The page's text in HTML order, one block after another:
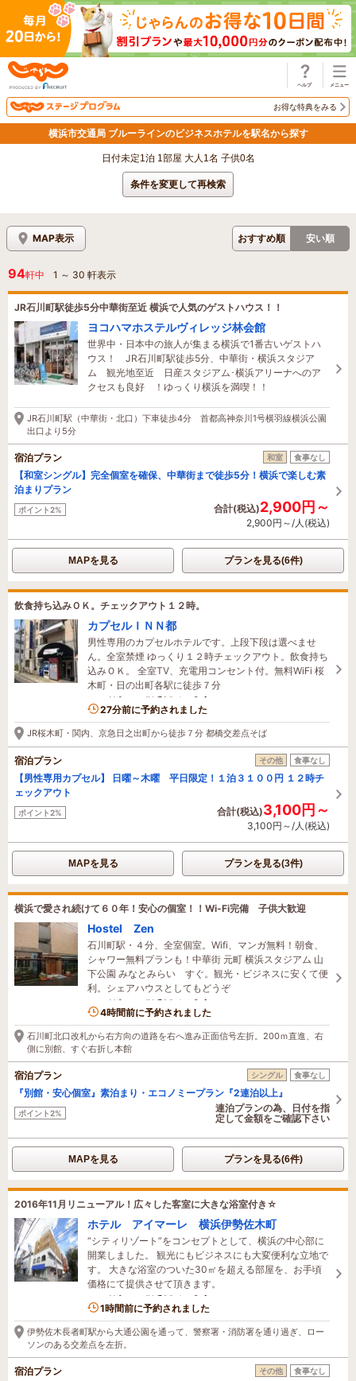
お得な特典をみる
横浜市交通局 ブルーラインのビジネスホテルを駅名から探す
日付未定1泊 1部屋 大人1名 子供0名
条件を変更して再検索
MAP表示 おすすめ順 安い順
94軒中 1 ～ 30 軒表示
JR石川町駅徒歩5分中華街至近 横浜で人気のゲストハウス！！
ヨコハマホステルヴィレッジ林会館
世界中・日本中の旅人が集まる横浜で1番古いゲストハ
ウス！ JR石川町駅徒歩5分、中華街・横浜スタジア
ム 観光地至近 日産スタジアム･横浜アリーナへのア
クセスも良好 ！ゆっくり横浜を満喫！！
JR石川町駅（中華街・北口）下車徒歩4分 首都高神奈川1号横羽線横浜公園
出口より5分
宿泊プラン 和室 食事なし
【和室シングル】完全個室を確保、中華街まで徒歩5分！横浜で楽しむ素
泊まりプラン
ポイント2% 合計(税込)2,900円～
2,900円～/人(税込)
MAPを見る プランを見る(6件)
飲食持ち込みＯＫ。チェックアウト１２時。
カプセルＩＮＮ都
男性専用のカプセルホテルです。上段下段は選べませ
ん。全室禁煙 ゆっくり１２時チェックアウト。飲食持ち
込みＯＫ。 全室TV、充電用コンセント付。無料WiFi 桜
木町・日の出町各駅に徒歩７分
2名がこの宿を見ています
27分前に予約されました
JR桜木町・関内、京急日之出町から徒歩７分 都橋交差点そば
宿泊プラン その他 食事なし
【男性専用カプセル】 日曜～木曜 平日限定！１泊３１００円 １２時チ
ェックアウト
ポイント2% 合計(税込)3,100円～
3,100円～/人(税込)
MAPを見る プランを見る(3件)
横浜で愛され続けて６０年！安心の個室！！Wi-Fi完備 子供大歓迎
Hostel Zen
石川町駅・４分、全室個室。Wifi、マンガ無料！朝食、
シャワー無料プランも！中華街 元町 横浜スタジアム 山
下公園 みなとみらい すぐ。観光・ビジネスに安くて便
利。シェアハウスとしてもどうぞ
6名がこの宿を見ています
4時間前に予約されました
石川町北口改札から右方向の道路を右へ進み正面信号左折。200ｍ直進、右
側に別館、すぐ右折し本館
宿泊プラン シングル 食事なし
『別館・安心個室』素泊まり・エコノミープラン『2連泊以上』
ポイント2%
連泊プランの為、日付を指
定して金額をご確認下さい
MAPを見る プランを見る(6件)
2016年11月リニューアル！広々した客室に大きな浴室付き☆
ホテル アイマーレ 横浜伊勢佐木町
“シティリゾート”をコンセプトとして、横浜の中心部に
開業しました。 観光にもビジネスにも大変便利な立地で
す。 大きな浴室のついた30㎡を超える部屋を、お手頃
価格にて提供させて頂きます。
2名がこの宿を見ています
1時間前に予約されました
伊勢佐木長者町駅から大通公園を通って、警察署・消防署を通り過ぎ、ロー
ソンのある交差点を左折。
宿泊プラン その他 食事なし